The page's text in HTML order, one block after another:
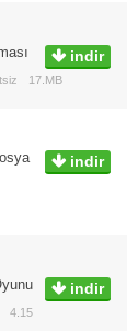
indir
17.MB
indir
indir
4.15